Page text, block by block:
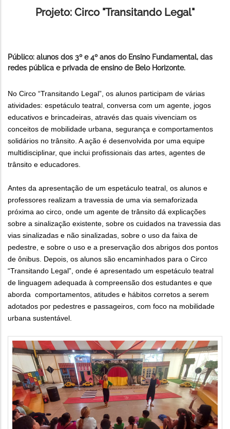
Projeto: Circo "Transitando Legal"
Público: alunos dos 3º e 4º anos do Ensino Fundamental, das
redes pública e privada de ensino de Belo Horizonte.
No Circo “Transitando Legal”, os alunos participam de várias
atividades: espetáculo teatral, conversa com um agente, jogos
educativos e brincadeiras, através das quais vivenciam os
conceitos de mobilidade urbana, segurança e comportamentos
solidários no trânsito. A ação é desenvolvida por uma equipe
multidisciplinar, que inclui profissionais das artes, agentes de
trânsito e educadores.
Antes da apresentação de um espetáculo teatral, os alunos e
professores realizam a travessia de uma via semaforizada
próxima ao circo, onde um agente de trânsito dá explicações
sobre a sinalização existente, sobre os cuidados na travessia das
vias sinalizadas e não sinalizadas, sobre o uso da faixa de
pedestre, e sobre o uso e a preservação dos abrigos dos pontos
de ônibus. Depois, os alunos são encaminhados para o Circo
“Transitando Legal”, onde é apresentado um espetáculo teatral
de linguagem adequada à compreensão dos estudantes e que
aborda comportamentos, atitudes e hábitos corretos a serem
adotados por pedestres e passageiros, com foco na mobilidade
urbana sustentável.